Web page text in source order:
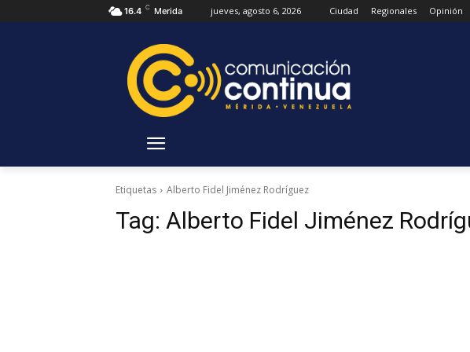
16.4 C Merida jueves, agosto 6, 2026 Ciudad Regionales Opinión
Etiquetas Alberto Fidel Jiménez Rodríguez
Tag: Alberto Fidel Jiménez